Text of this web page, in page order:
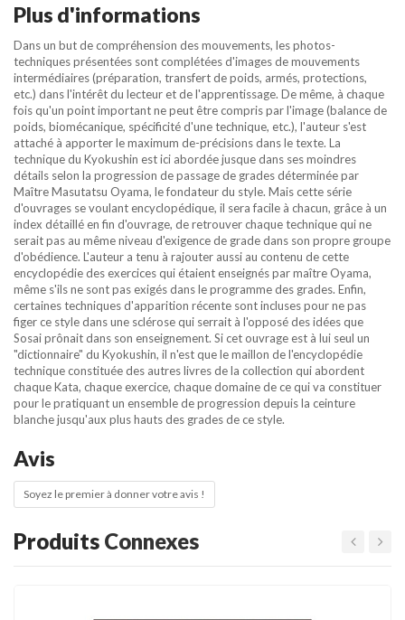
Plus d'informations
Dans un but de compréhension des mouvements, les photos-
techniques présentées sont complétées d'images de mouvements
intermédiaires (préparation, transfert de poids, armés, protections,
etc.) dans l'intérêt du lecteur et de l'apprentissage. De même, à chaque
fois qu'un point important ne peut être compris par l'image (balance de
poids, biomécanique, spécificité d'une technique, etc.), l'auteur s'est
attaché à apporter le maximum de-précisions dans le texte. La
technique du Kyokushin est ici abordée jusque dans ses moindres
détails selon la progression de passage de grades déterminée par
Maître Masutatsu Oyama, le fondateur du style. Mais cette série
d'ouvrages se voulant encyclopédique, il sera facile à chacun, grâce à un
index détaillé en fin d'ouvrage, de retrouver chaque technique qui ne
serait pas au même niveau d'exigence de grade dans son propre groupe
d'obédience. L'auteur a tenu à rajouter aussi au contenu de cette
encyclopédie des exercices qui étaient enseignés par maître Oyama,
même s'ils ne sont pas exigés dans le programme des grades. Enfin,
certaines techniques d'apparition récente sont incluses pour ne pas
figer ce style dans une sclérose qui serrait à l'opposé des idées que
Sosai prônait dans son enseignement. Si cet ouvrage est à lui seul un
"dictionnaire" du Kyokushin, il n'est que le maillon de l'encyclopédie
technique constituée des autres livres de la collection qui abordent
chaque Kata, chaque exercice, chaque domaine de ce qui va constituer
pour le pratiquant un ensemble de progression depuis la ceinture
blanche jusqu'aux plus hauts des grades de ce style.
Avis
Soyez le premier à donner votre avis !
Produits Connexes